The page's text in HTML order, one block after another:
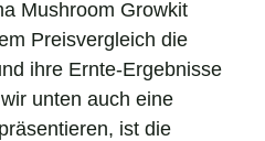
Mushroom Growkit
Preisvergleich die
ihre Ernte-Ergebnisse
unten auch eine
präsentieren, ist die